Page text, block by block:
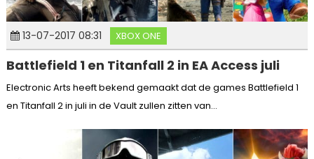
13-07-2017 08:31 XBOX ONE
Battlefield 1 en Titanfall 2 in EA Access juli
Electronic Arts heeft bekend gemaakt dat de games Battlefield 1
en Titanfall 2 in juli in de Vault zullen zitten van...